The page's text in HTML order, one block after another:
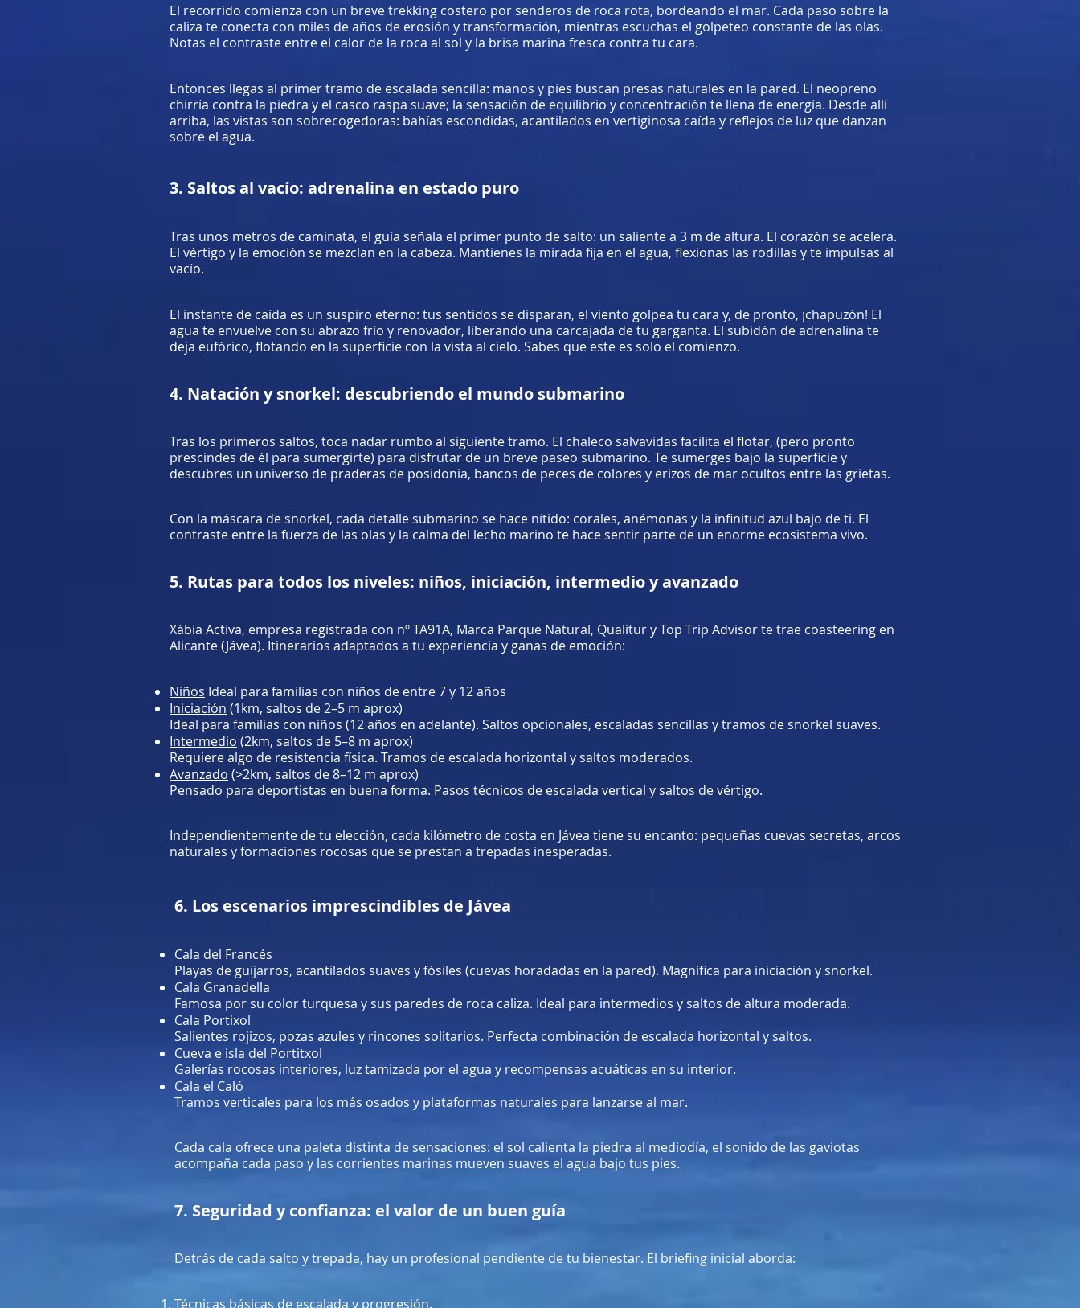
El recorrido comienza con un breve trekking costero por senderos de roca rota, bordeando el mar. Cada paso sobre la
caliza te conecta con miles de años de erosión y transformación, mientras escuchas el golpeteo constante de las olas.
Notas el contraste entre el calor de la roca al sol y la brisa marina fresca contra tu cara.
Entonces llegas al primer tramo de escalada sencilla: manos y pies buscan presas naturales en la pared. El neopreno
chirría contra la piedra y el casco raspa suave; la sensación de equilibrio y concentración te llena de energía. Desde allí
arriba, las vistas son sobrecogedoras: bahías escondidas, acantilados en vertiginosa caída y reflejos de luz que danzan
sobre el agua.
3. Saltos al vacío: adrenalina en estado puro
Tras unos metros de caminata, el guía señala el primer punto de salto: un saliente a 3 m de altura. El corazón se acelera.
El vértigo y la emoción se mezclan en la cabeza. Mantienes la mirada fija en el agua, flexionas las rodillas y te impulsas al
vacío.
El instante de caída es un suspiro eterno: tus sentidos se disparan, el viento golpea tu cara y, de pronto, ¡chapuzón! El
agua te envuelve con su abrazo frío y renovador, liberando una carcajada de tu garganta. El subidón de adrenalina te
deja eufórico, flotando en la superficie con la vista al cielo. Sabes que este es solo el comienzo.
4. Natación y snorkel: descubriendo el mundo submarino
Tras los primeros saltos, toca nadar rumbo al siguiente tramo. El chaleco salvavidas facilita el flotar, (pero pronto
prescindes de él para sumergirte) para disfrutar de un breve paseo submarino. Te sumerges bajo la superficie y
descubres un universo de praderas de posidonia, bancos de peces de colores y erizos de mar ocultos entre las grietas.
Con la máscara de snorkel, cada detalle submarino se hace nítido: corales, anémonas y la infinitud azul bajo de ti. El
contraste entre la fuerza de las olas y la calma del lecho marino te hace sentir parte de un enorme ecosistema vivo.
5. Rutas para todos los niveles: niños, iniciación, intermedio y avanzado
Xàbia Activa, empresa registrada con nº TA91A, Marca Parque Natural, Qualitur y Top Trip Advisor te trae coasteering en
Alicante (Jávea). Itinerarios adaptados a tu experiencia y ganas de emoción:
Niños Ideal para familias con niños de entre 7 y 12 años
Iniciación (1km, saltos de 2–5 m aprox)
Ideal para familias con niños (12 años en adelante). Saltos opcionales, escaladas sencillas y tramos de snorkel suaves.
Intermedio (2km, saltos de 5–8 m aprox)
Requiere algo de resistencia física. Tramos de escalada horizontal y saltos moderados.
Avanzado (>2km, saltos de 8–12 m aprox)
Pensado para deportistas en buena forma. Pasos técnicos de escalada vertical y saltos de vértigo.
Independientemente de tu elección, cada kilómetro de costa en Jávea tiene su encanto: pequeñas cuevas secretas, arcos
naturales y formaciones rocosas que se prestan a trepadas inesperadas.
6. Los escenarios imprescindibles de Jávea
Cala del Francés
Playas de guijarros, acantilados suaves y fósiles (cuevas horadadas en la pared). Magnífica para iniciación y snorkel.
Cala Granadella
Famosa por su color turquesa y sus paredes de roca caliza. Ideal para intermedios y saltos de altura moderada.
Cala Portixol
Salientes rojizos, pozas azules y rincones solitarios. Perfecta combinación de escalada horizontal y saltos.
Cueva e isla del Portitxol
Galerías rocosas interiores, luz tamizada por el agua y recompensas acuáticas en su interior.
Cala el Caló
Tramos verticales para los más osados y plataformas naturales para lanzarse al mar.
Cada cala ofrece una paleta distinta de sensaciones: el sol calienta la piedra al mediodía, el sonido de las gaviotas
acompaña cada paso y las corrientes marinas mueven suaves el agua bajo tus pies.
7. Seguridad y confianza: el valor de un buen guía
Detrás de cada salto y trepada, hay un profesional pendiente de tu bienestar. El briefing inicial aborda:
Técnicas básicas de escalada y progresión.